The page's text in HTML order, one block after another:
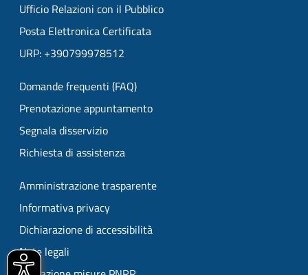
Ufficio Relazioni con il Pubblico
Posta Elettronica Certificata
URP: +390799978512
Domande frequenti (FAQ)
Prenotazione appuntamento
Segnala disservizio
Richiesta di assistenza
Amministrazione trasparente
Informativa privacy
Dichiarazione di accessibilità
Note legali